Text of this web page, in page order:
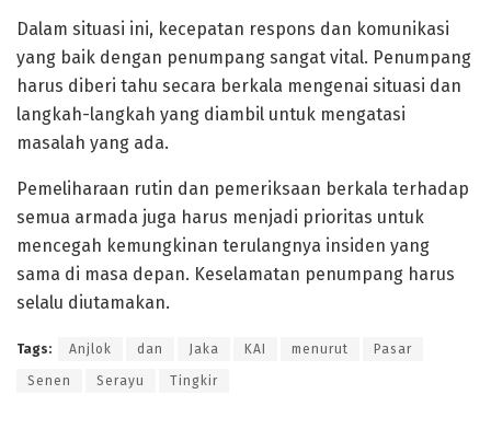
Dalam situasi ini, kecepatan respons dan komunikasi
yang baik dengan penumpang sangat vital. Penumpang
harus diberi tahu secara berkala mengenai situasi dan
langkah-langkah yang diambil untuk mengatasi
masalah yang ada.
Pemeliharaan rutin dan pemeriksaan berkala terhadap
semua armada juga harus menjadi prioritas untuk
mencegah kemungkinan terulangnya insiden yang
sama di masa depan. Keselamatan penumpang harus
selalu diutamakan.
Tags: Anjlok dan Jaka KAI menurut Pasar
Senen Serayu Tingkir